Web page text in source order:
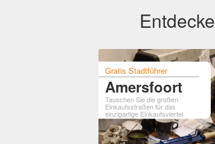
Gratis Stadtführer
Amersfoort
Tauschen Sie die großen
Einkaufsstraßen für das
einzigartige Einkaufsviertel